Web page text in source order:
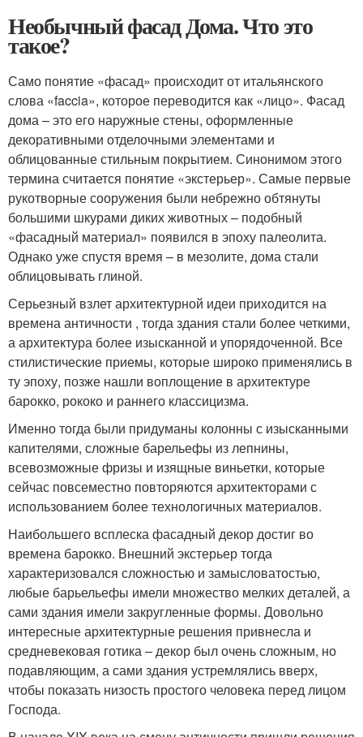
Необычный фасад Дома. Что это
такое?
Само понятие «фасад» происходит от итальянского
слова «faccia», которое переводится как «лицо». Фасад
дома – это его наружные стены, оформленные
декоративными отделочными элементами и
облицованные стильным покрытием. Синонимом этого
термина считается понятие «экстерьер». Самые первые
рукотворные сооружения были небрежно обтянуты
большими шкурами диких животных – подобный
«фасадный материал» появился в эпоху палеолита.
Однако уже спустя время – в мезолите, дома стали
облицовывать глиной.
Серьезный взлет архитектурной идеи приходится на
времена античности , тогда здания стали более четкими,
а архитектура более изысканной и упорядоченной. Все
стилистические приемы, которые широко применялись в
ту эпоху, позже нашли воплощение в архитектуре
барокко, рококо и раннего классицизма.
Именно тогда были придуманы колонны с изысканными
капителями, сложные барельефы из лепнины,
всевозможные фризы и изящные виньетки, которые
сейчас повсеместно повторяются архитекторами с
использованием более технологичных материалов.
Наибольшего всплеска фасадный декор достиг во
времена барокко. Внешний экстерьер тогда
характеризовался сложностью и замысловатостью,
любые барьельефы имели множество мелких деталей, а
сами здания имели закругленные формы. Довольно
интересные архитектурные решения привнесла и
средневековая готика – декор был очень сложным, но
подавляющим, а сами здания устремлялись вверх,
чтобы показать низость простого человека перед лицом
Господа.